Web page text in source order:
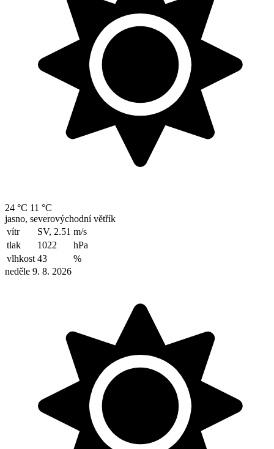
24 °C 11 °C
jasno, severovýchodní větřík
vítr
SV, 2.51 m/s
tlak
1022
hPa
vlhkost 43
%
neděle 9. 8. 2026